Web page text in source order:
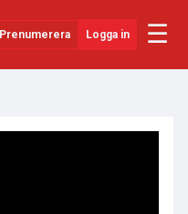
Prenumerera Logga in ☰